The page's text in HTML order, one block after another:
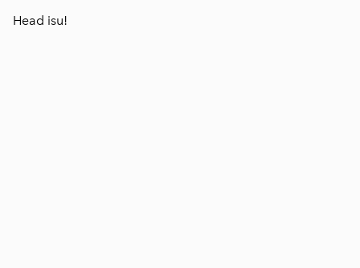
Head isu!